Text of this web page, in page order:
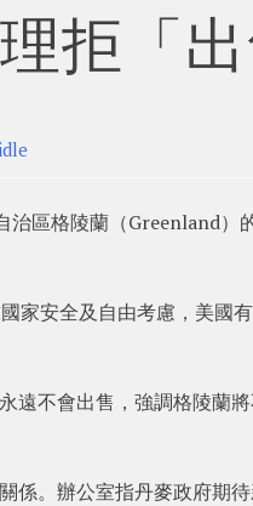
拒「出
idle
區格陵蘭（Greenland）
家安全及自由考慮，美國
遠不會出售，強調格陵蘭
係。辦公室指丹麥政府期